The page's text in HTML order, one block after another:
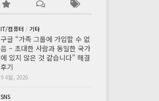
IT/컴퓨터 / 기타
구글 “가족 그룹에 가입할 수 없
음 – 초대한 사람과 동일한 국가
에 있지 않은 것 같습니다” 해결
후기
9 4월, 2026
SNS